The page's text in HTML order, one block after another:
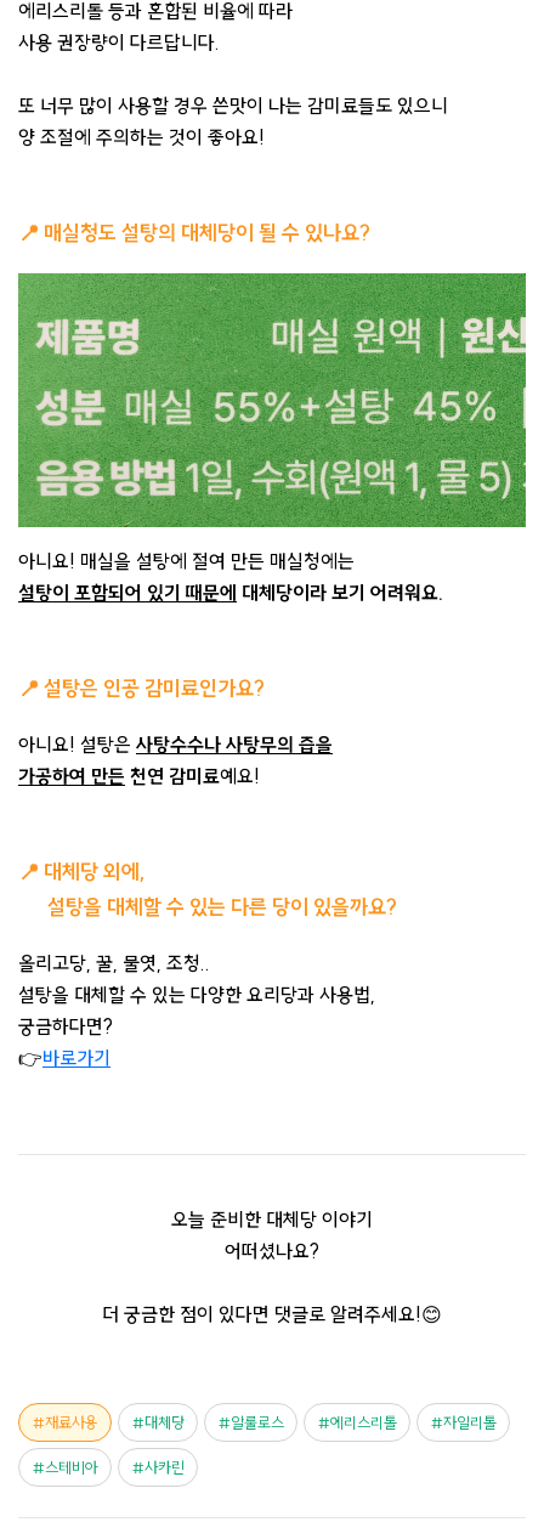
에리스리톨 등과 혼합된 비율에 따라
사용 권장량이 다르답니다.
​또 너무 많이 사용할 경우 쓴맛이 나는 감미료들도 있으니
양 조절에 주의하는 것이 좋아요!
📍 매실청도 설탕의 대체당이 될 수 있나요?
아니요! 매실을 설탕에 절여 만든 매실청에는
설탕이 포함되어 있기 때문에 대체당이라 보기 어려워요.
📍 설탕은 인공 감미료인가요?
아니요! 설탕은 사탕수수나 사탕무의 즙을
가공하여 만든 천연 감미료예요!
📍 대체당 외에,
설탕을 대체할 수 있는 다른 당이 있을까요?
올리고당, 꿀, 물엿, 조청..
설탕을 대체할 수 있는 다양한 요리당과 사용법,
궁금하다면?
👉바로가기
오늘 준비한 대체당 이야기
어떠셨나요?
더 궁금한 점이 있다면 댓글로 알려주세요!😊
재료사용 대체당 알룰로스 에리스리톨 자일리톨
스테비아 사카린